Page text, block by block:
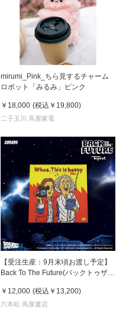
mirumi_Pink_ちら見するチャーム
ロボット「みるみ」ピンク
￥18,000 (税込 ￥19,800)
二子玉川 蔦屋家電
【受注生産：9月末頃お渡し予定】
Back To The Future(バックトゥザフ
Marty & Doc(マーティ＆ドク)
￥12,000 (税込 ￥13,200)
六本松 蔦屋書店